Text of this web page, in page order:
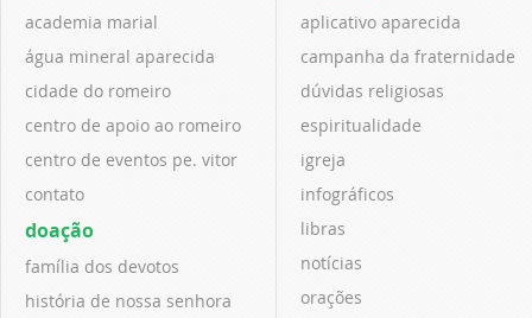
academia marial
água mineral aparecida
cidade do romeiro
centro de apoio ao romeiro
centro de eventos pe. vitor
contato
doação
família dos devotos
história de nossa senhora
aplicativo aparecida
campanha da fraternidade
dúvidas religiosas
espiritualidade
igreja
infográficos
libras
notícias
orações